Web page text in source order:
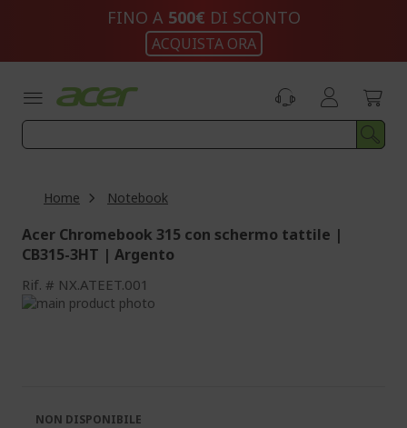
FINO A 500€ DI SCONTO
ACQUISTA ORA
Home Notebook
Acer Chromebook 315 con schermo tattile |
CB315-3HT | Argento
Rif. NX.ATEET.001
Vai
immagini
immagini
NON DISPONIBILE